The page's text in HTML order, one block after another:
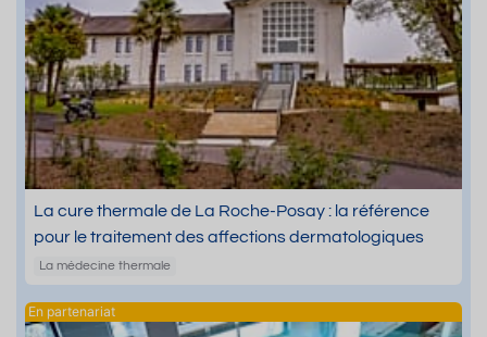
La cure thermale de La Roche-Posay : la référence
pour le traitement des affections dermatologiques
La médecine thermale